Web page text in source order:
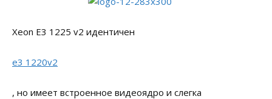
Xeon E3 1225 v2 идентичен
e3 1220v2
, но имеет встроенное видеоядро и слегка